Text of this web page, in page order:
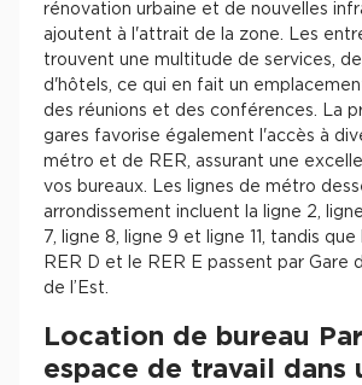
rénovation urbaine et de nouvelles
ajoutent à l'attrait de la zone. Les
trouvent une multitude de services,
d'hôtels, ce qui en fait un
des réunions et des conférences. La
gares favorise également l'accès à
métro et de RER, assurant une
vos bureaux. Les lignes de métro
arrondissement incluent la ligne 2,
7, ligne 8, ligne 9 et ligne 11, tandis
RER D et le RER E passent par Gare
de l’Est.
Location de bureau
espace de travail dans